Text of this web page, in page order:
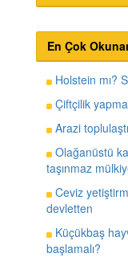
En Çok
Holstein mı?
Çiftçilik
Arazi
Olağanüstü
taşınmaz
Ceviz
devletten
Küçükbaş
başlamalı?